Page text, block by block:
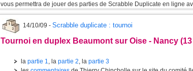
vous permettra de jouer des parties de Scrabble Duplicate en ligne
14/10/09 - Scrabble duplicate : tournoi
Tournoi en duplex Beaumont sur Oise - Nancy
la partie 1, la partie 2, la partie 3